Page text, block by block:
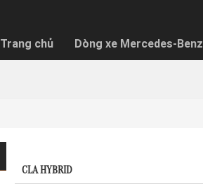
Trang chủ Dòng xe Mercedes-Benz
CLA HYBRID